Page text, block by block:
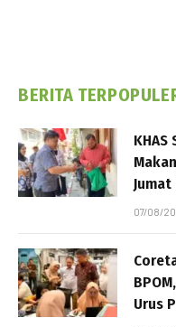
BERITA
07/08/
Urus